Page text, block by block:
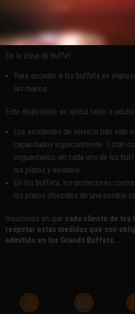
La zona de juegos infantiles se ha
En el baño, el jabón es un virucida.
En la zona de buffet
Para acceder a los buffets es
las manos.
Este dispositivo se aplica tanto a
Los asistentes de servicio han sido
capacitados especialmente. Están
enguantados, en cada uno de los
los platos y ayudarlo.
En los buffets, los protectores
los platos ofrecidos de una posible
Insistimos en que cada cliente de los
respetar estas medidas que son
admitido en los Grands Buffets.